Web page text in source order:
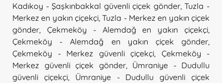
Kadıkoy - Şaşkınbakkal güvenli çiçek gönder,Tuzla -
Merkez en yakın çiçekçi ,Tuzla - Merkez en yakın çiçek
gönder
Çekmeköy - Alemdağ en yakın çiçekçi
Çekmeköy - Alemdağ en yakın çiçek gönder
Çekmeköy - Merkez güvenli çiçekçi
Çekmeköy -
Merkez güvenli çiçek gönder, Ümraniye - Dudullu
güvenli çiçekçi, Ümraniye - Dudullu güvenli çiçek